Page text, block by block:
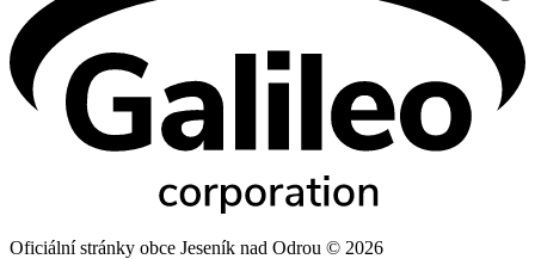
Oficiální stránky obce Jeseník nad Odrou © 2026